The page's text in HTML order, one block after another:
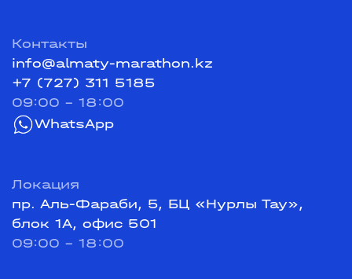
Контакты
info@almaty-marathon.kz
+7 (727) 311 5185
09:00 - 18:00
WhatsApp
Локация
пр. Аль-Фараби, 5, БЦ «Нурлы Тау»,
блок 1А, офис 501
09:00 - 18:00